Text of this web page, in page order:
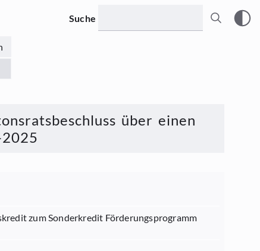
Suche
über einen
zum Sonderkredit Förderungsprogramm